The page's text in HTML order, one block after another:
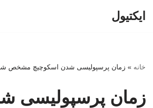
ایکتیول
خانه » زمان پرسپولیسی شدن اسکوچیچ مشخص
زمان پرسپولیسی